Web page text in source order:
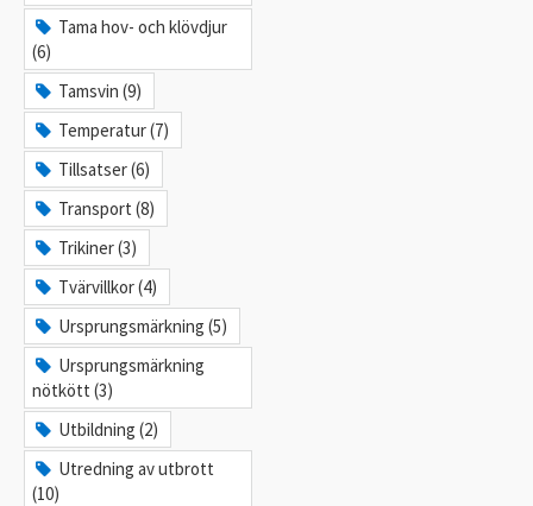
Tama hov- och klövdjur
(6)
Tamsvin (9)
Temperatur (7)
Tillsatser (6)
Transport (8)
Trikiner (3)
Tvärvillkor (4)
Ursprungsmärkning (5)
Ursprungsmärkning
nötkött (3)
Utbildning (2)
Utredning av utbrott
(10)